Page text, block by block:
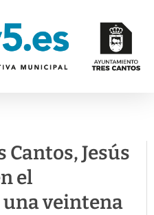
Cantos, Jesús
el
veintena